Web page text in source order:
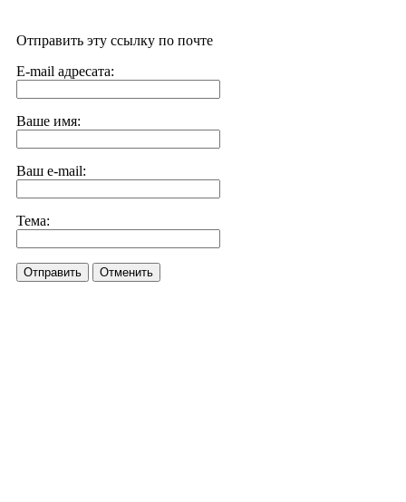
Отправить эту ссылку по почте
E-mail адресата:
Ваше имя:
Ваш e-mail:
Тема:
Отправить Отменить